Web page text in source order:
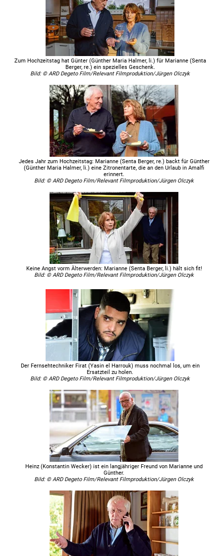
Zum Hochzeitstag hat Günter (Günther Maria Halmer, li.) für Marianne (Senta
Berger, re.) ein spezielles Geschenk.
Bild: © ARD Degeto Film/Relevant Filmproduktion/Jürgen Olczyk
Jedes Jahr zum Hochzeitstag: Marianne (Senta Berger, re.) backt für Günther
(Günther Maria Halmer, li.) eine Zitronentarte, die an den Urlaub in Amalfi
erinnert.
Bild: © ARD Degeto Film/Relevant Filmproduktion/Jürgen Olczyk
Keine Angst vorm Älterwerden: Marianne (Senta Berger, li.) hält sich fit!
Bild: © ARD Degeto Film/Relevant Filmproduktion/Jürgen Olczyk
Der Fernsehtechniker Firat (Yasin el Harrouk) muss nochmal los, um ein
Ersatzteil zu holen.
Bild: © ARD Degeto Film/Relevant Filmproduktion/Jürgen Olczyk
Heinz (Konstantin Wecker) ist ein langjähriger Freund von Marianne und
Günther.
Bild: © ARD Degeto Film/Relevant Filmproduktion/Jürgen Olczyk